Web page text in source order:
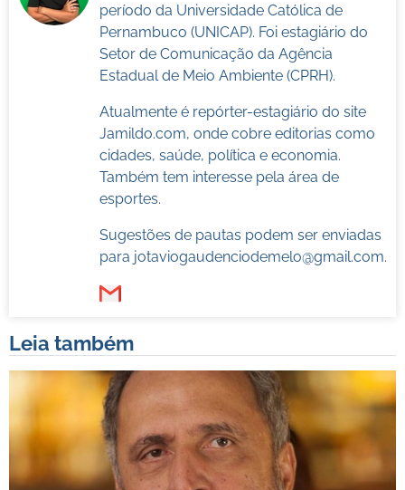
período da Universidade Católica de
Pernambuco (UNICAP). Foi estagiário do
Setor de Comunicação da Agência
Estadual de Meio Ambiente (CPRH).
Atualmente é repórter-estagiário do site
Jamildo.com, onde cobre editorias como
cidades, saúde, política e economia.
Também tem interesse pela área de
esportes.
Sugestões de pautas podem ser enviadas
para jotaviogaudenciodemelo@gmail.com.
Leia também